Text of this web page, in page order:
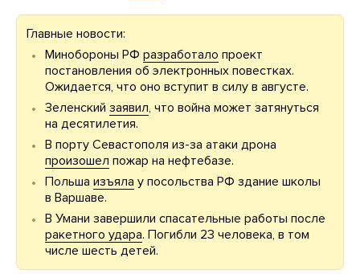
Главные новости:
Минобороны РФ разработало проект
постановления об электронных повестках.
Ожидается, что оно вступит в силу в августе.
Зеленский заявил, что война может затянуться
на десятилетия.
В порту Севастополя из-за атаки дрона
произошел пожар на нефтебазе.
Польша изъяла у посольства РФ здание школы
в Варшаве.
В Умани завершили спасательные работы после
ракетного удара. Погибли 23 человека, в том
числе шесть детей.